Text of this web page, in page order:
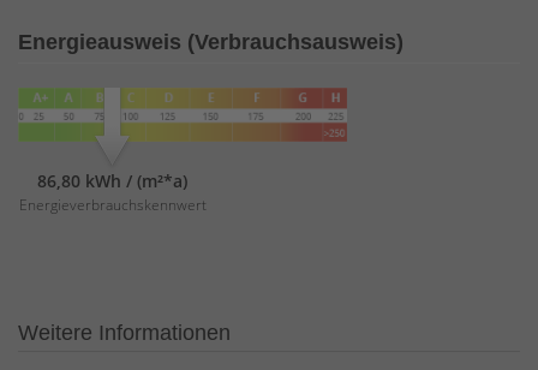
Energieausweis (Verbrauchsausweis)
86,80 kWh / (m²*a)
Energieverbrauchskennwert
Weitere Informationen